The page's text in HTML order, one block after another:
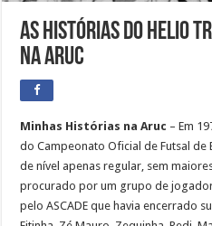
As histórias do Helio
na Aruc
Minhas Histórias na Aruc – Em
do Campeonato Oficial de Futsal de
de nível apenas regular, sem
procurado por um grupo de
pelo ASCADE que havia encerrado